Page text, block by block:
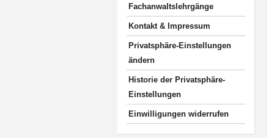
Fachanwaltslehrgänge
Kontakt & Impressum
Privatsphäre-Einstellungen
ändern
Historie der Privatsphäre-
Einstellungen
Einwilligungen widerrufen